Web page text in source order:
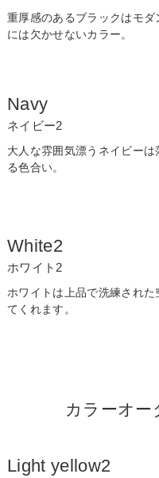
重厚感のあるブラックはモダ
には欠かせないカラー。
Navy
ネイビー2
大人な雰囲気漂うネイビーは
る色合い。
White2
ホワイト2
ホワイトは上品で洗練された
てくれます。
カラーオー
Light yellow2